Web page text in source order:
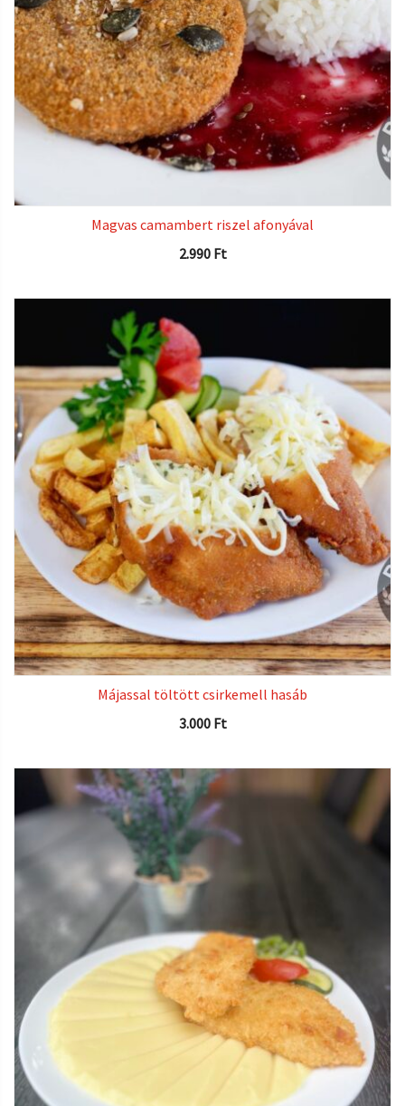
Magvas camambert riszel afonyával
2.990 Ft
Májassal töltött csirkemell hasáb
3.000 Ft